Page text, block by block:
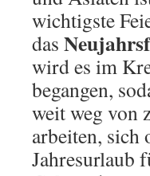
wichtigste
das
wird es im
begangen,
weit weg von
arbeiten, sich
Jahresurlaub